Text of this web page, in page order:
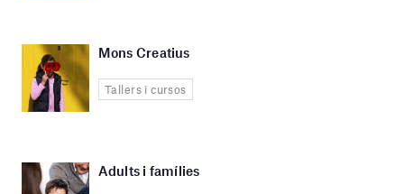
Mons Creatius
Tallers i cursos
Adults i famílies